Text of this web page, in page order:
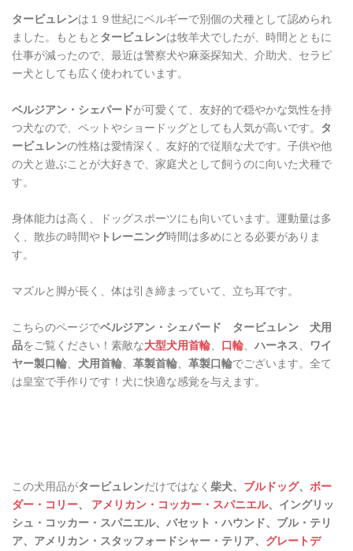
タービュレンは１９世紀にベルギーで別個の犬種として認められ
ました。もともと タービュレンは牧羊犬でしたが、時間とともに
仕事が減ったので、最近は警察犬や麻薬探知犬、介助犬、セラピ
ー犬としても広く使われています。
ベルジアン・シェパードが可愛くて、友好的で穏やかな気性を持
つ犬なので、ペットやショードッグとしても人気が高いです。 タ
ービュレンの性格は愛情深く、友好的で従順な犬です。子供や他
の犬と遊ぶことが大好きで、家庭犬として飼うのに向いた犬種で
す。
身体能力は高く、ドッグスポーツにも向いています。運動量は多
く、散歩の時間や トレーニング時間は多めにとる必要がありま
す。
マズルと脚が長く、体は引き締まっていて、立ち耳です。
こちらのページでベルジアン・シェパード タービュレン 犬用
品をご覧ください！素敵な大型犬用首輪、 口輪、 ハーネス、
ワイ
ヤー製口輪、 犬用首輪、 革製首輪、 革製口輪でございます。全て
は皇室で手作りです！犬に快適な感覚を与えます。
この犬用品がタービュレンだけではなく 柴犬、 ブルドッグ、 ボー
ダー・コリー、 アメリカン・コッカー・スパニエル、イングリッ
シュ・コッカー・スパニエル、バセット・ハウンド、ブル・テリ
ア、アメリカン・スタッフォードシャー・テリア、 グレートデ